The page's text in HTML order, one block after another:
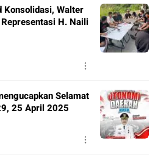
Walter
H. Naili
Selamat
25 April 2025